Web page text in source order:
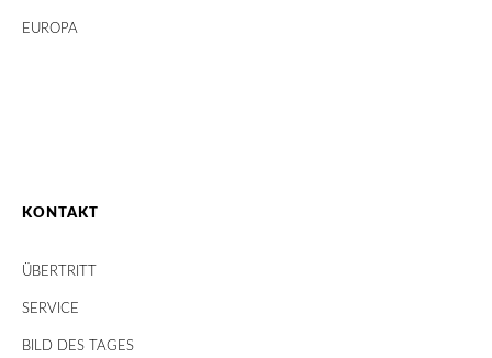
EUROPA
KONTAKT
ÜBERTRITT
SERVICE
BILD DES TAGES